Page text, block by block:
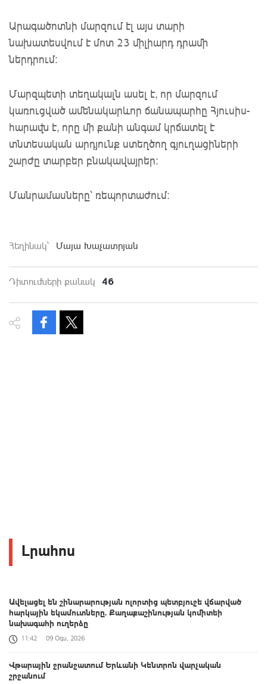
Արագածոտնի մարզում էլ այս տարի
նախատեսվում է մոտ 23 միլիարդ դրամի
ներդրում:
Մարզպետի տեղակալն ասել է, որ մարզում
կառուցված ամենակարևոր ճանապարհը Հյուսիս-
hարավն է, որը մի քանի անգամ կրճատել է
տնտեսական արդյունք ստեղծող գյուղացիների
շարժը տարբեր բնակավայրեր:
Մանրամասները՝ ռեպորտաժում։
Հեղինակ` Մայա Խաչատրյան
Դիտումների քանակ 46
Լրահոս
Ավելացել են շինարարության ոլորտից պետբյուջե վճարված
հարկային եկամուտները. Քաղաքաշինության կոմիտեի
նախագահի ուղերձը
11:42 09 Օգս, 2026
Վթարային ջրանջատում Երևանի Կենտրոն վարչական
շրջանում